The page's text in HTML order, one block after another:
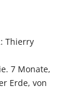
Thierry
7 Monate,
Erde, von